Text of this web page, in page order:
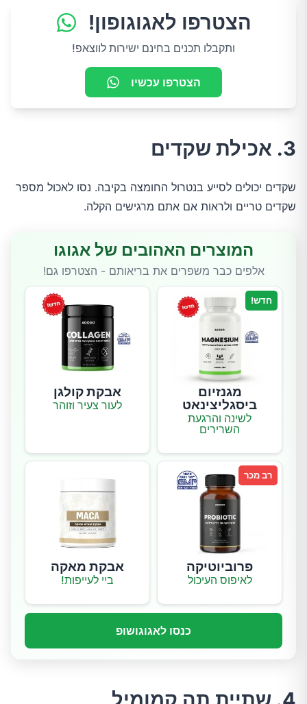
הצטרפו לאגוגופון!
ותקבלו תכנים בחינם ישירות לווצאפ!
הצטרפו עכשיו
3. אכילת שקדים
שקדים יכולים לסייע בנטרול החומצה בקיבה. נסו לאכול מספר
שקדים טריים ולראות אם אתם מרגישים הקלה.
המוצרים האהובים של אגוגו
אלפים כבר משפרים את בריאותם - הצטרפו גם!
חדש!
מגנזיום
ביסגליצינאט
לשינה והרגעת
השרירים
אבקת קולגן
לעור צעיר וזוהר
רב מכר
פרוביוטיקה
לאיפוס העיכול
אבקת מאקה
ביי לעייפות!
כנסו לאגוגושופ